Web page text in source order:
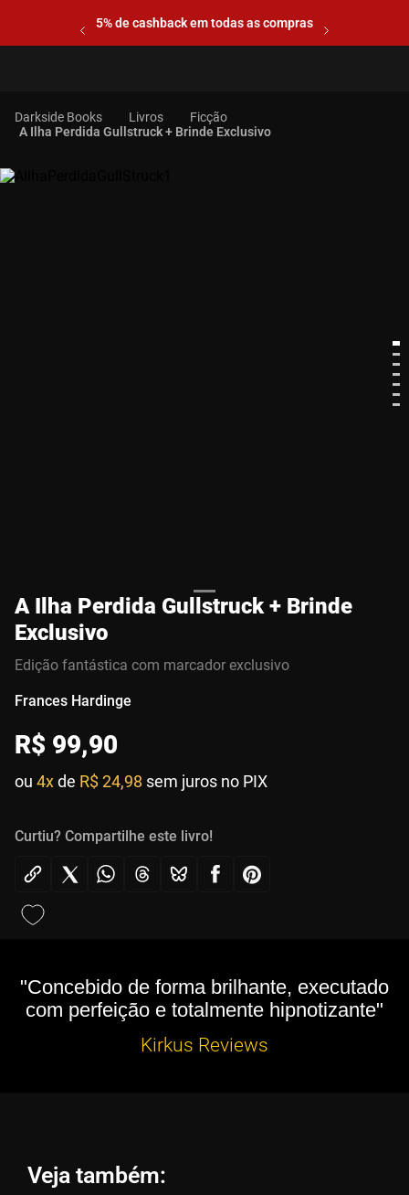
5% de cashback em todas as compras
Livros
Ficção
A Ilha Perdida Gullstruck + Brinde Exclusivo
A Ilha Perdida Gullstruck + Brinde
Exclusivo
Edição fantástica com marcador exclusivo
Frances Hardinge
R$ 99,90
ou 4xde R$ 24,98 sem juros no PIX
Curtiu? Compartilhe este livro!
"Concebido de forma brilhante, executado
com perfeição e totalmente hipnotizante"
Kirkus Reviews
Veja também: